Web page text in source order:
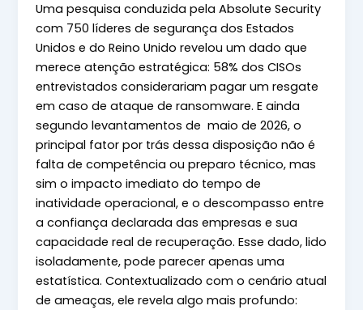
Uma pesquisa conduzida pela Absolute Security
com 750 líderes de segurança dos Estados
Unidos e do Reino Unido revelou um dado que
merece atenção estratégica: 58% dos CISOs
entrevistados considerariam pagar um resgate
em caso de ataque de ransomware. E ainda
segundo levantamentos de maio de 2026, o
principal fator por trás dessa disposição não é
falta de competência ou preparo técnico, mas
sim o impacto imediato do tempo de
inatividade operacional, e o descompasso entre
a confiança declarada das empresas e sua
capacidade real de recuperação. Esse dado, lido
isoladamente, pode parecer apenas uma
estatística. Contextualizado com o cenário atual
de ameaças, ele revela algo mais profundo: